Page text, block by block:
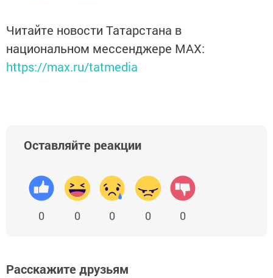
Читайте новости Татарстана в
национальном мессенджере MАХ:
https://max.ru/tatmedia
Оставляйте реакции
0 0 0 0 0
Расскажите друзьям